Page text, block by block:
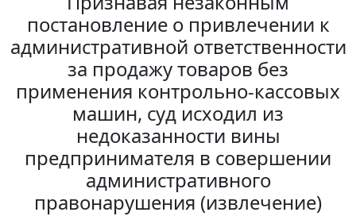
постановление о привлечении к
административной ответственности
за продажу товаров без
применения контрольно-кассовых
машин, суд исходил из
недоказанности вины
предпринимателя в совершении
административного
правонарушения (извлечение)